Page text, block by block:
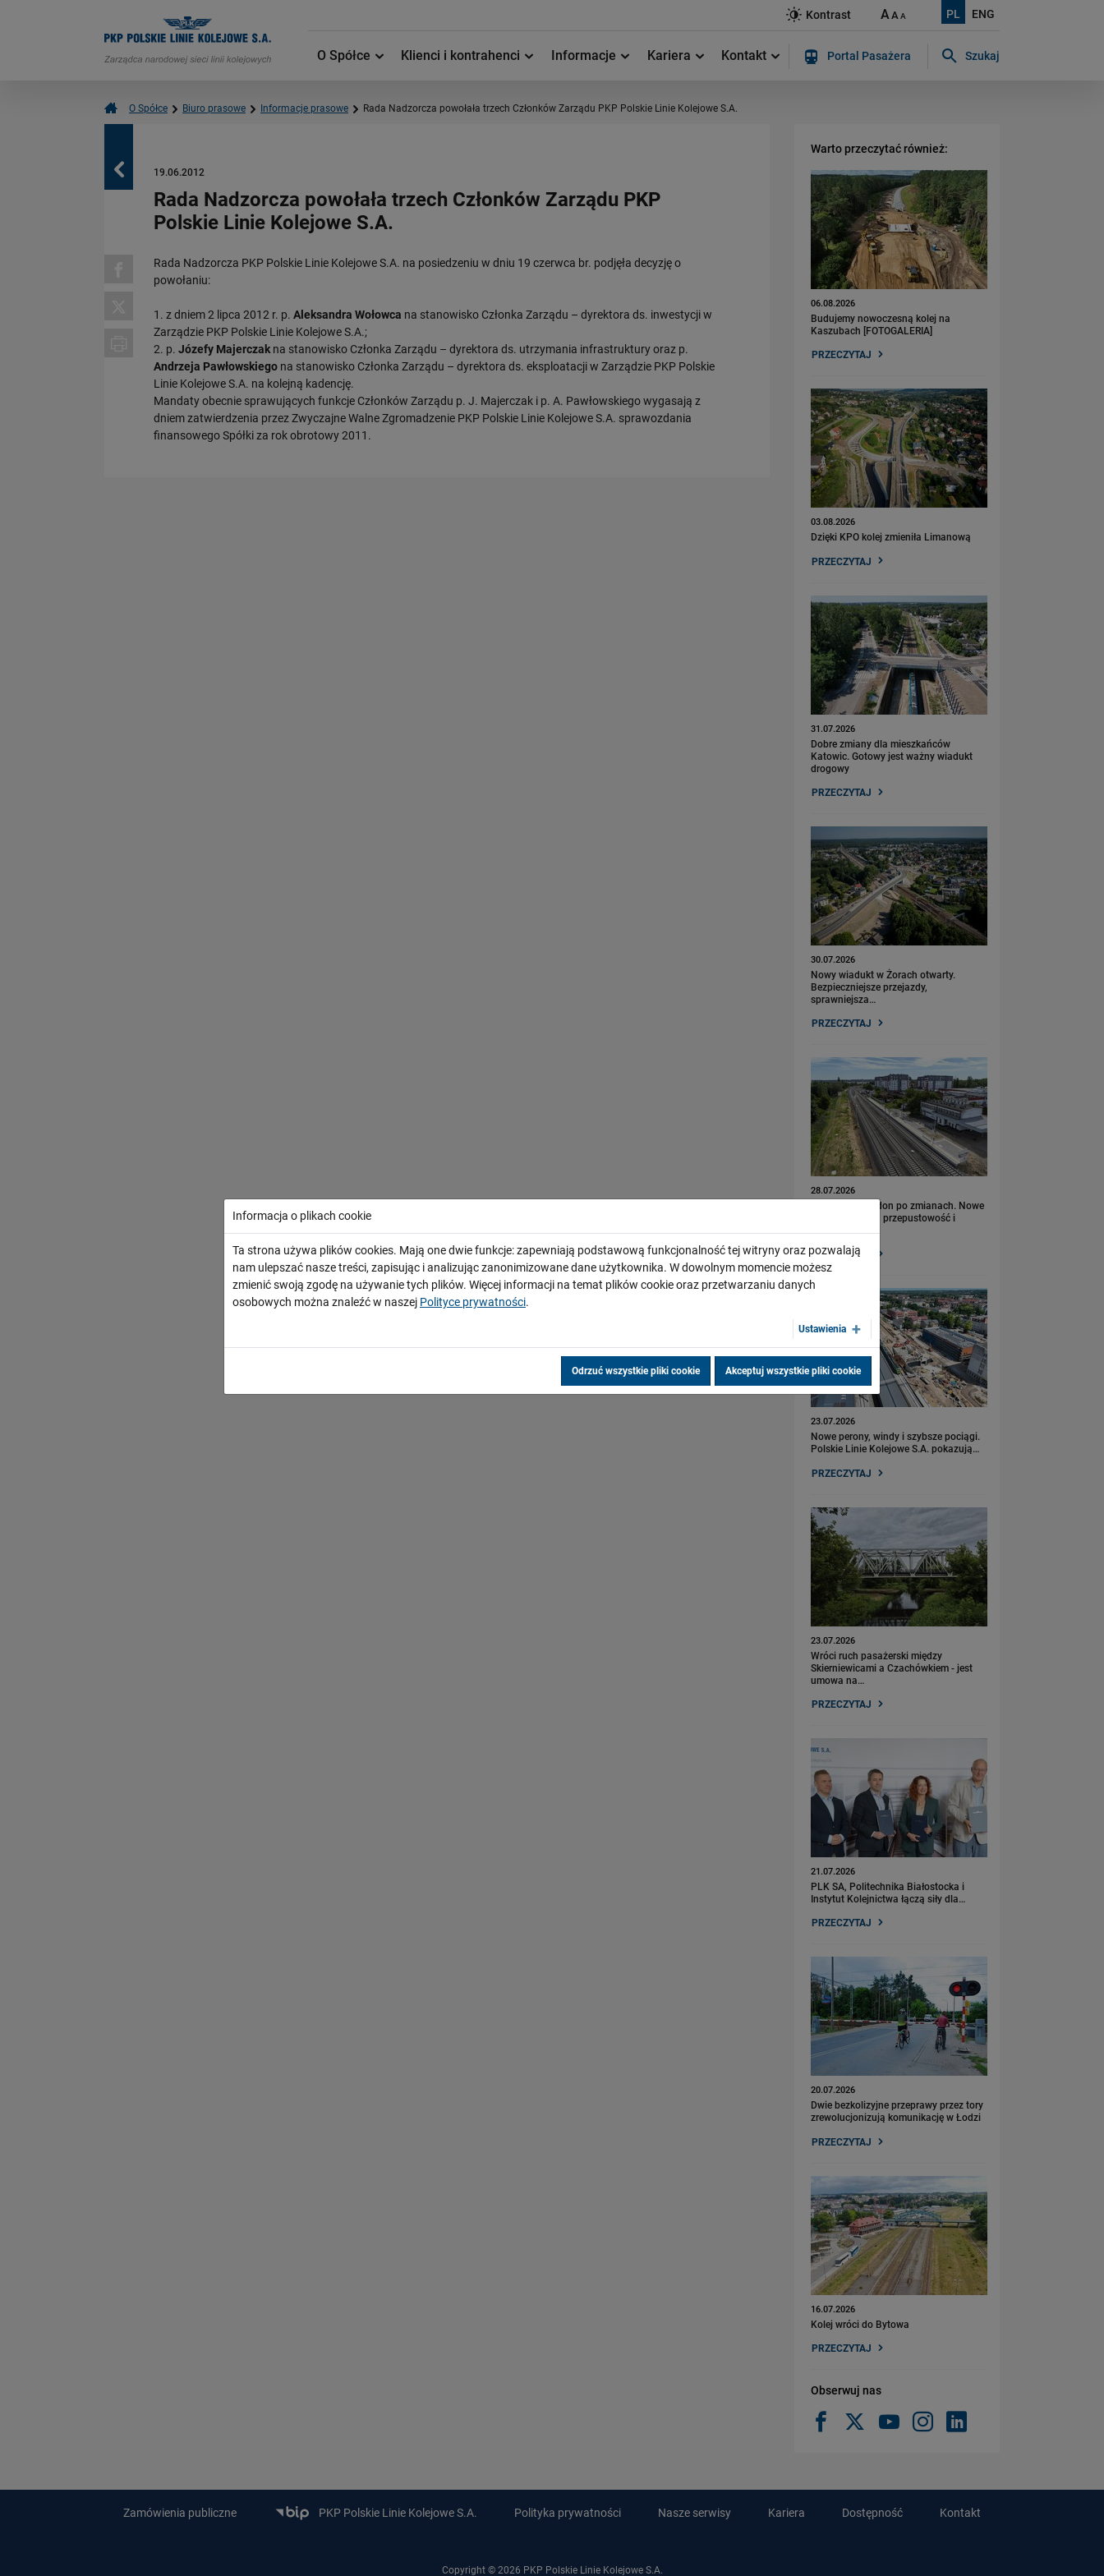
PL ENG
Kontrast AAA
O Spółce Klienci i kontrahenci Informacje Kariera Kontakt Portal Pasażera Szukaj
O Spółce Biuro prasowe Informacje prasowe Rada Nadzorcza powołała trzech Członków Zarządu PKP Polskie Linie Kolejowe S.A.
Powrót 19.06.2012
Rada Nadzorcza powołała trzech Członków Zarządu PKP
Polskie Linie Kolejowe S.A.
Rada Nadzorcza PKP Polskie Linie Kolejowe S.A. na posiedzeniu w dniu 19 czerwca br. podjęła decyzję o
powołaniu:
1. z dniem 2 lipca 2012 r. p. Aleksandra Wołowca na stanowisko Członka Zarządu – dyrektora ds. inwestycji w
Zarządzie PKP Polskie Linie Kolejowe S.A.;
2. p. Józefy Majerczak na stanowisko Członka Zarządu – dyrektora ds. utrzymania infrastruktury oraz p.
Andrzeja Pawłowskiego na stanowisko Członka Zarządu – dyrektora ds. eksploatacji w Zarządzie PKP Polskie
Linie Kolejowe S.A. na kolejną kadencję.
Mandaty obecnie sprawujących funkcje Członków Zarządu p. J. Majerczak i p. A. Pawłowskiego wygasają z
dniem zatwierdzenia przez Zwyczajne Walne Zgromadzenie PKP Polskie Linie Kolejowe S.A. sprawozdania
finansowego Spółki za rok obrotowy 2011.
Warto przeczytać również:
06.08.2026
Budujemy nowoczesną kolej na
Kaszubach [FOTOGALERIA]
PRZECZYTAJ
03.08.2026
Dzięki KPO kolej zmieniła Limanową
PRZECZYTAJ
31.07.2026
Dobre zmiany dla mieszkańców
Katowic. Gotowy jest ważny wiadukt
drogowy
PRZECZYTAJ
30.07.2026
Nowy wiadukt w Żorach otwarty.
Bezpieczniejsze przejazdy,
sprawniejsza…
PRZECZYTAJ
28.07.2026
Bydgoszcz Fordon po zmianach. Nowe
perony, większa przepustowość i
kolejny…
PRZECZYTAJ
23.07.2026
Nowe perony, windy i szybsze pociągi.
Polskie Linie Kolejowe S.A. pokazują…
PRZECZYTAJ
23.07.2026
Wróci ruch pasażerski między
Skierniewicami a Czachówkiem - jest
umowa na…
PRZECZYTAJ
21.07.2026
PLK SA, Politechnika Białostocka i
Instytut Kolejnictwa łączą siły dla…
PRZECZYTAJ
20.07.2026
Dwie bezkolizyjne przeprawy przez tory
zrewolucjonizują komunikację w Łodzi
PRZECZYTAJ
16.07.2026
Kolej wróci do Bytowa
PRZECZYTAJ
Obserwuj nas
Zamówienia publiczne PKP Polskie Linie Kolejowe S.A. Polityka prywatności Nasze serwisy Kariera Dostępność Kontakt
Copyright © 2026 PKP Polskie Linie Kolejowe S.A.
Informacja o plikach cookie
Ta strona używa plików cookies. Mają one dwie funkcje: zapewniają podstawową funkcjonalność tej witryny oraz pozwalają
nam ulepszać nasze treści, zapisując i analizując zanonimizowane dane użytkownika. W dowolnym momencie możesz
zmienić swoją zgodę na używanie tych plików. Więcej informacji na temat plików cookie oraz przetwarzaniu danych
osobowych można znaleźć w naszej Polityce prywatności.
Ustawienia
Odrzuć wszystkie pliki cookie Akceptuj wszystkie pliki cookie